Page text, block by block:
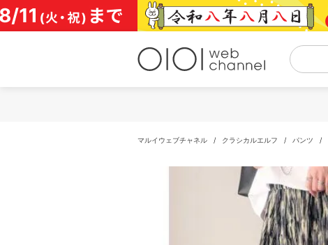
コ
ン
テ
マルイウェブチャネル / クラシカルエルフ / パンツ /